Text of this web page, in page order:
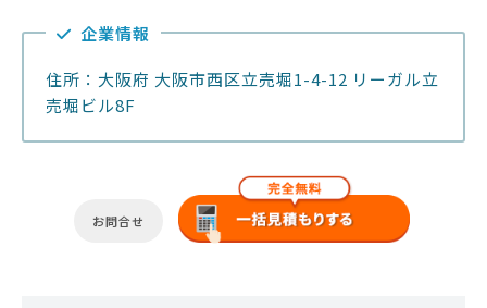
企業情報
住所：大阪府 大阪市西区立売堀1-4-12 リーガル立
売堀ビル8F
お問合せ